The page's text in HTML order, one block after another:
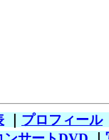
プロフィール